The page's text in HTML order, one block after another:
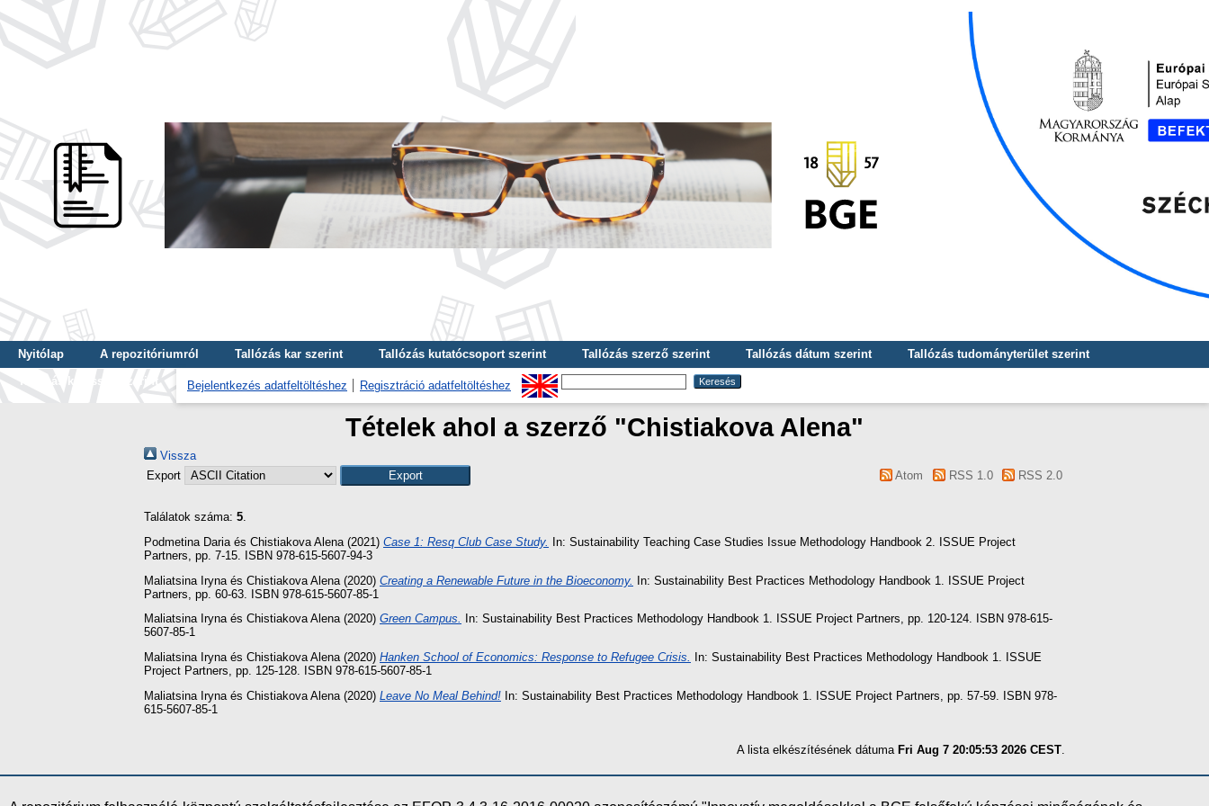
Nyitólap A repozitóriumról Tallózás kar szerint Tallózás kutatócsoport szerint Tallózás szerző szerint Tallózás dátum szerint
Tallózás tudományterület szerint
Tallózás kulcsszó szerint
Bejelentkezés adatfeltöltéshez Regisztráció adatfeltöltéshez
Tételek ahol a szerző "Chistiakova Alena"
Vissza
Export
Atom RSS 1.0 RSS 2.0
Találatok száma: 5.
Podmetina Daria és Chistiakova Alena (2021) Case 1: Resq Club Case Study.
In: Sustainability Teaching Case Studies Issue Methodology Handbook 2. ISSUE Project
Partners, pp. 7-15. ISBN 978-615-5607-94-3
Maliatsina Iryna és Chistiakova Alena (2020) Creating a Renewable Future in the Bioeconomy. In: Sustainability Best Practices Methodology Handbook 1. ISSUE Project
Partners, pp. 60-63. ISBN 978-615-5607-85-1
Maliatsina Irynaés Chistiakova Alena(2020) Green Campus.
In: Sustainability Best Practices Methodology Handbook 1. ISSUE Project Partners, pp. 120-124. ISBN 978-615-
5607-85-1
Maliatsina Irynaés Chistiakova Alena(2020) Hanken School of Economics: Response to Refugee Crisis.
In: Sustainability Best Practices Methodology Handbook 1. ISSUE
Project Partners, pp. 125-128. ISBN 978-615-5607-85-1
Maliatsina Iryna és Chistiakova Alena (2020) Leave No Meal Behind! In: Sustainability Best Practices Methodology Handbook 1. ISSUE Project Partners, pp. 57-59. ISBN 978-
615-5607-85-1
A lista elkészítésének dátuma Fri Aug 7 20:05:53 2026 CEST